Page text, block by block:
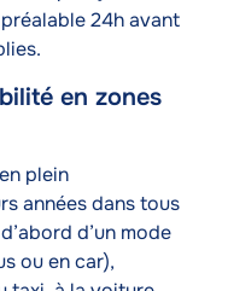
24h avant
en zones
plein
années dans tous
d’un mode
ou en car),